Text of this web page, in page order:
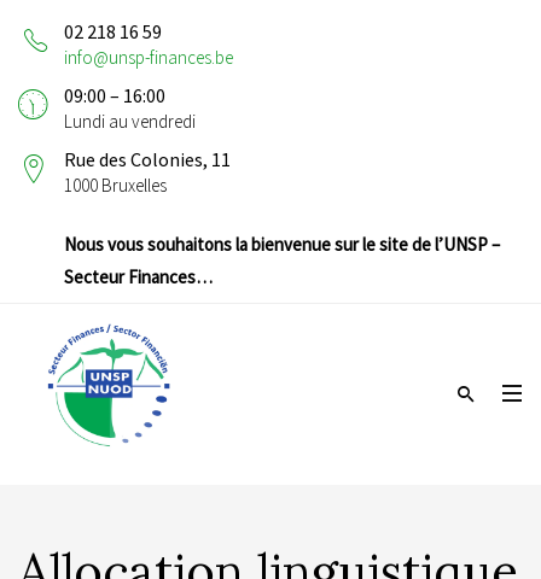
02 218 16 59
info@unsp-finances.be
09:00 – 16:00
Lundi au vendredi
Rue des Colonies, 11
1000 Bruxelles
Nous vous souhaitons la bienvenue sur le site de l’UNSP –
Secteur Finances…